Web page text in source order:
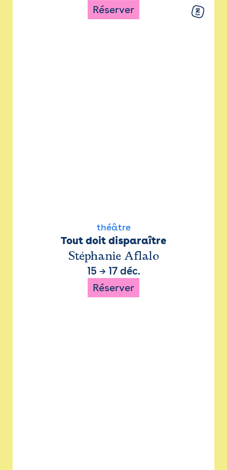
Réserver
théâtre
Tout doit disparaître
Stéphanie Aflalo
15 → 17 déc.
Réserver